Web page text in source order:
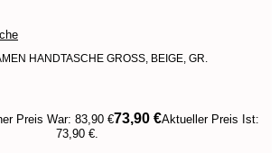
HANDTASCHE GROSS, BEIGE, GR.
Preis War: 83,90 €73,90 €Aktueller Preis Ist:
73,90 €.